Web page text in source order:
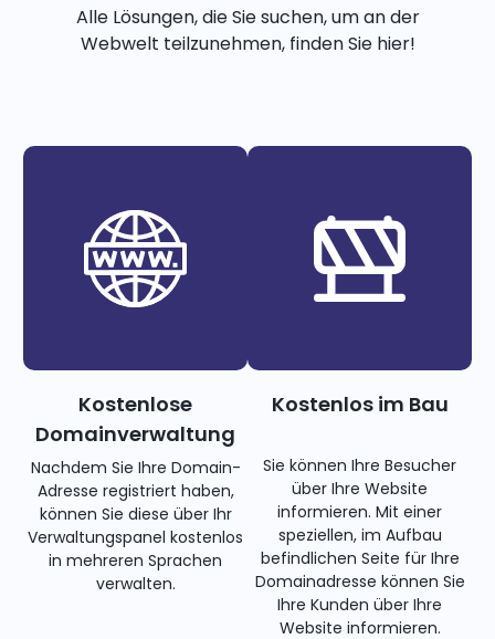
Alle Lösungen, die Sie suchen, um an der
Webwelt teilzunehmen, finden Sie hier!
Kostenlose
Domainverwaltung
Nachdem Sie Ihre Domain-
Adresse registriert haben,
können Sie diese über Ihr
Verwaltungspanel kostenlos
in mehreren Sprachen
verwalten.
Kostenlos im Bau
Sie können Ihre Besucher
über Ihre Website
informieren. Mit einer
speziellen, im Aufbau
befindlichen Seite für Ihre
Domainadresse können Sie
Ihre Kunden über Ihre
Website informieren.